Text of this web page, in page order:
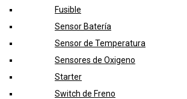
Fusible
Sensor Batería
Sensor de Temperatura
Sensores de Oxigeno
Starter
Switch de Freno